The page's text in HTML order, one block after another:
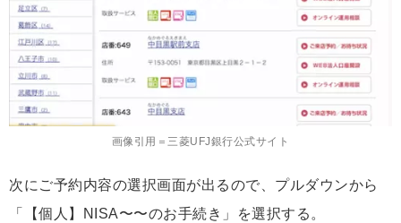
画像引用＝三菱UFJ銀行公式サイト
次にご予約内容の選択画面が出るので、プルダウンから
「【個人】NISA〜〜のお手続き」を選択する。